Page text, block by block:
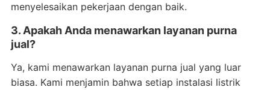
menyelesaikan pekerjaan dengan baik.
3. Apakah Anda menawarkan layanan purna
jual?
Ya, kami menawarkan layanan purna jual yang luar
biasa. Kami menjamin bahwa setiap instalasi listrik